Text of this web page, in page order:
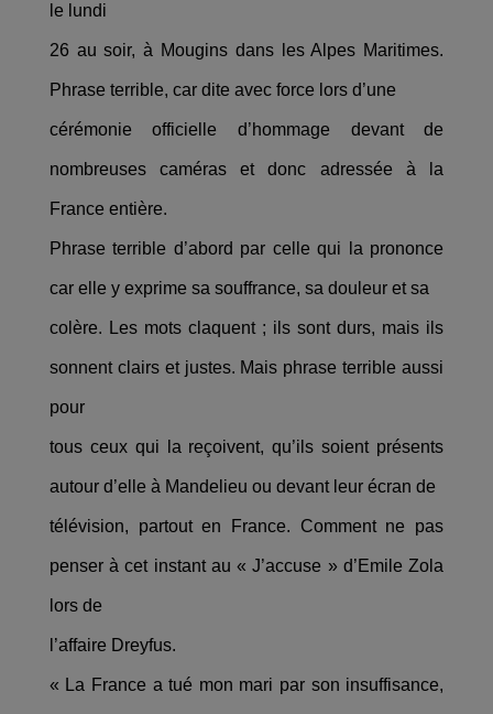
le lundi
26 au soir, à Mougins dans les Alpes Maritimes.
Phrase terrible, car dite avec force lors d’une
cérémonie officielle d’hommage devant de
nombreuses caméras et donc adressée à la
France entière.
Phrase terrible d’abord par celle qui la prononce
car elle y exprime sa souffrance, sa douleur et sa
colère. Les mots claquent ; ils sont durs, mais ils
sonnent clairs et justes. Mais phrase terrible aussi
pour
tous ceux qui la reçoivent, qu’ils soient présents
autour d’elle à Mandelieu ou devant leur écran de
télévision, partout en France. Comment ne pas
penser à cet instant au « J’accuse » d’Emile Zola
lors de
l’affaire Dreyfus.
« La France a tué mon mari par son insuffisance,